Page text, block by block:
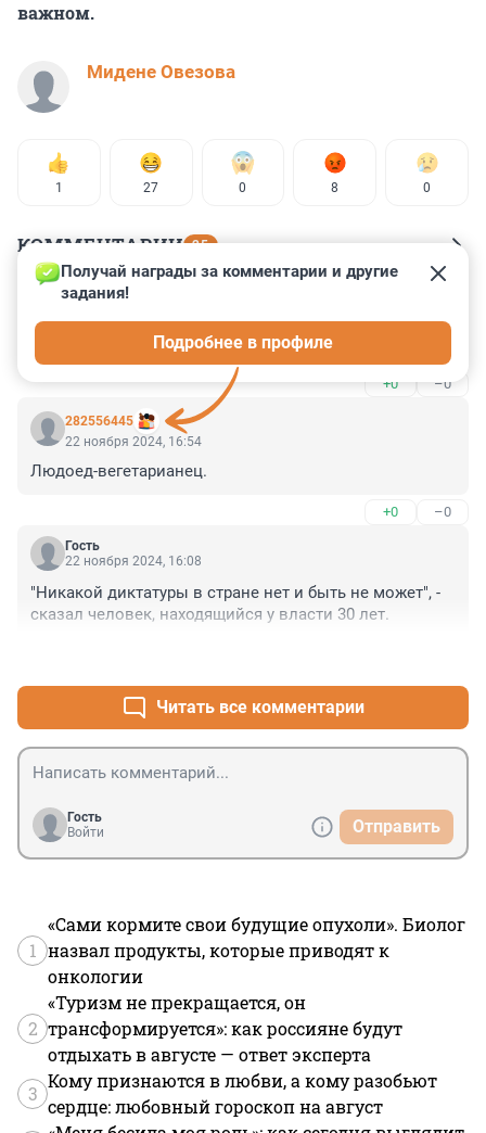
важном.
Мидене Овезова
1 27 0 8 0
КОММЕНТАРИИ 25
Гость
Картошкой объелся ?
+0 –0
282556445
Получай награды за комментарии и другие
задания!
Подробнее в профиле
22 ноября 2024, 16:54
Людоед-вегетарианец.
+0 –0
Гость
22 ноября 2024, 16:08
"Никакой диктатуры в стране нет и быть не может", -
сказал человек, находящийся у власти 30 лет.
Читать все комментарии
Гость
Войти
Отправить
1
«Сами кормите свои будущие опухоли». Биолог
назвал продукты, которые приводят к
онкологии
2
«Туризм не прекращается, он
трансформируется»: как россияне будут
отдыхать в августе — ответ эксперта
3
Кому признаются в любви, а кому разобьют
сердце: любовный гороскоп на август